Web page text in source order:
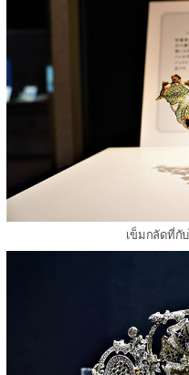
เข็มกลัดที่กั